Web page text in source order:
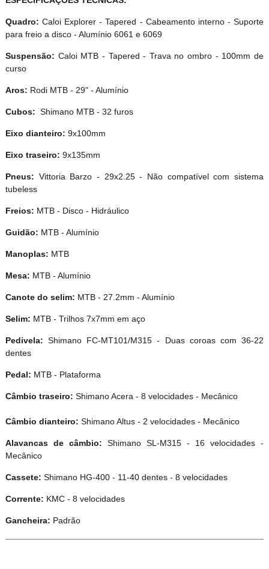
Quadro: Caloi Explorer - Tapered - Cabeamento interno - Suporte
para freio a disco - Alumínio 6061 e 6069
Suspensão: Caloi MTB - Tapered - Trava no ombro - 100mm de
curso
Aros: Rodi MTB - 29" - Alumínio
Cubos: Shimano MTB - 32 furos
Eixo dianteiro: 9x100mm
Eixo traseiro: 9x135mm
Pneus: Vittoria Barzo - 29x2.25 - Não compatível com sistema
tubeless
Freios: MTB - Disco - Hidráulico
Guidão: MTB - Alumínio
Manoplas: MTB
Mesa: MTB - Alumínio
Canote do selim: MTB - 27.2mm - Alumínio
Selim: MTB - Trilhos 7x7mm em aço
Pedivela:Shimano FC-MT101/M315 - Duas coroas com 36-22
dentes
Pedal: MTB - Plataforma
Câmbio traseiro: Shimano Acera - 8 velocidades - Mecânico
Câmbio dianteiro: Shimano Altus - 2 velocidades - Mecânico
Alavancas de câmbio: Shimano SL-M315 - 16 velocidades -
Mecânico
Cassete: Shimano HG-400 - 11-40 dentes - 8 velocidades
Corrente: KMC - 8 velocidades
Gancheira: Padrão